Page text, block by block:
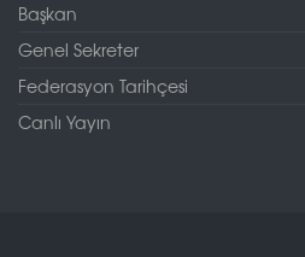
Başkan
Genel Sekreter
Federasyon Tarihçesi
Canlı Yayın